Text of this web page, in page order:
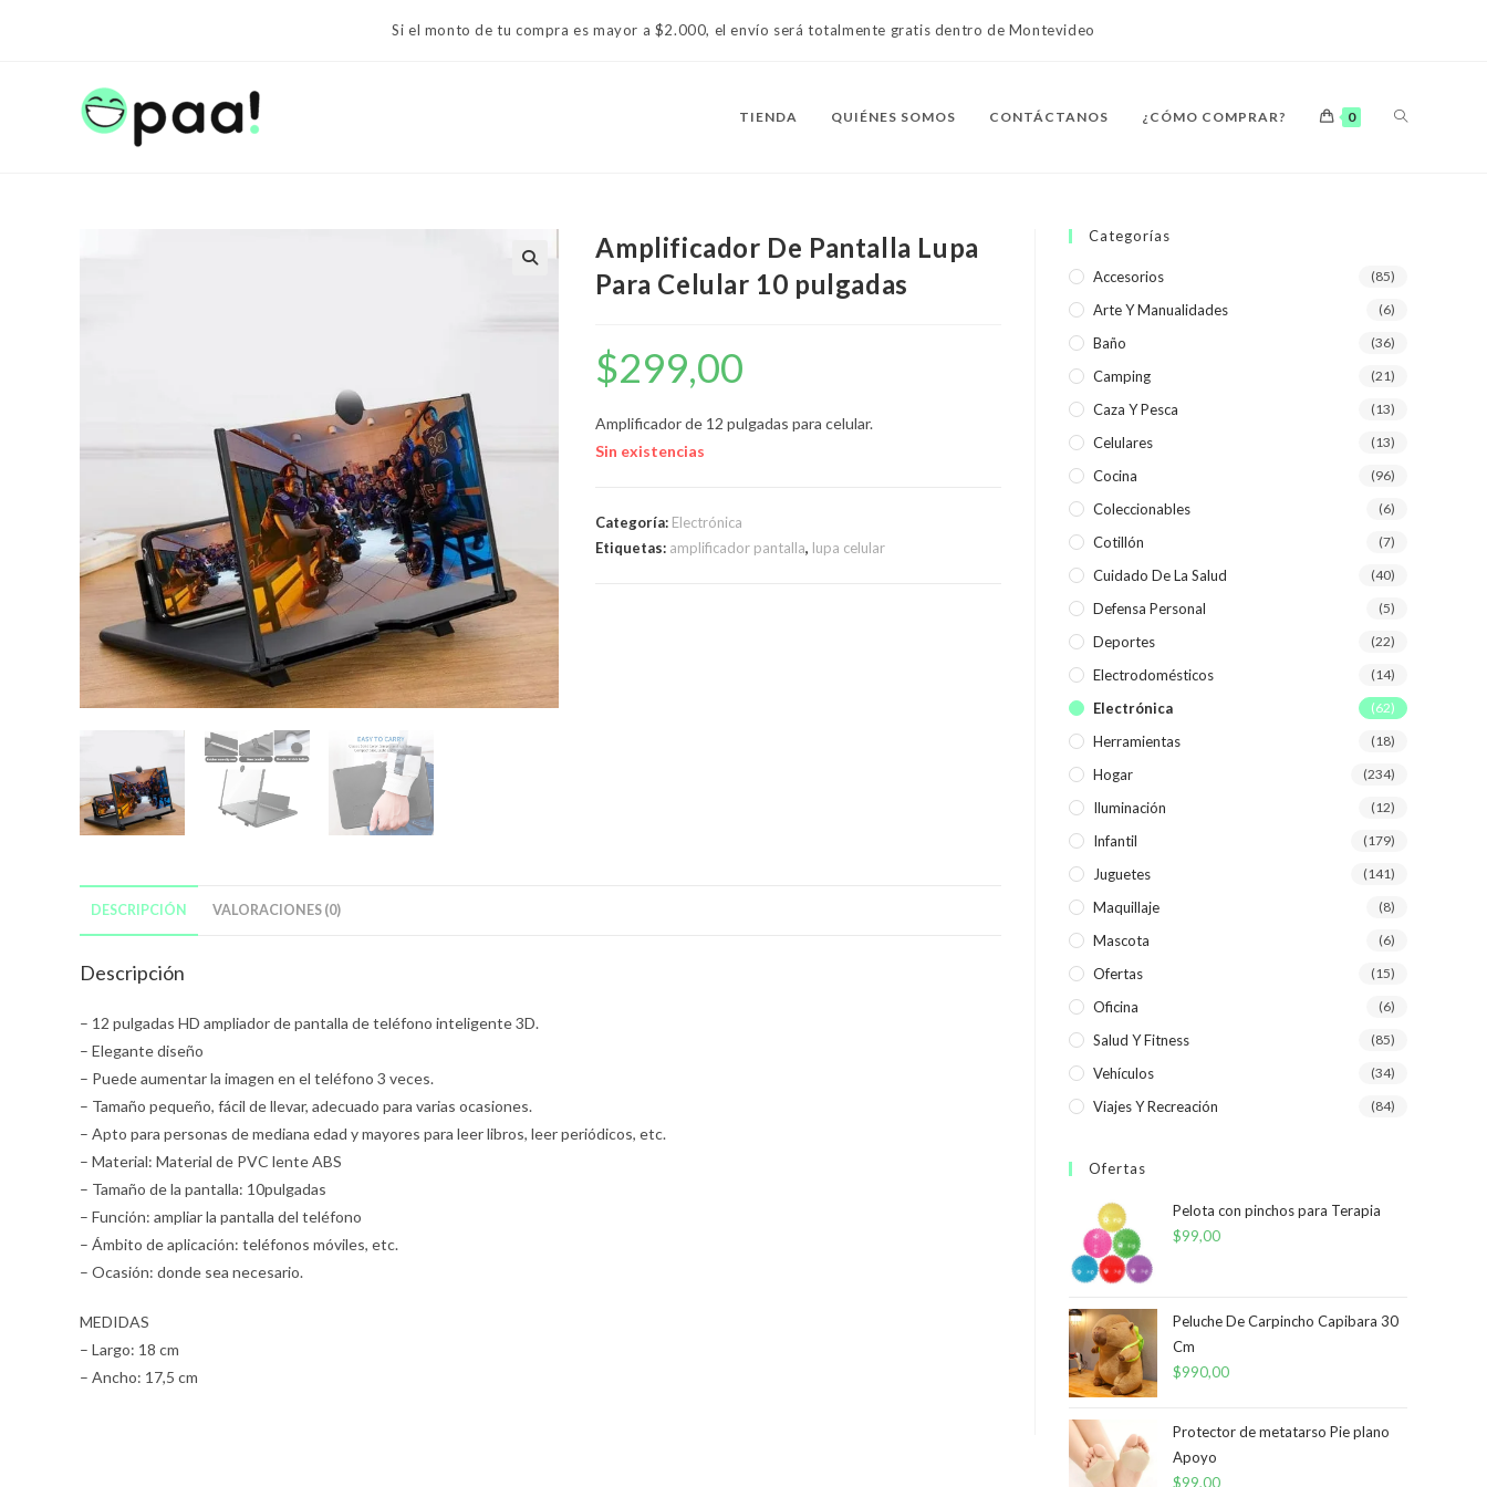
Si el monto de tu compra es mayor a $2.000, el envío será totalmente gratis dentro de Montevideo
TIENDA QUIÉNES SOMOS CONTÁCTANOS ¿CÓMO COMPRAR? 0 ALTERNAR
DE
LA
Amplificador De Pantalla Lupa
Para Celular 10 pulgadas
$299,00
Amplificador de 12 pulgadas para celular.
Sin existencias
Categoría: Electrónica
Etiquetas: amplificador pantalla, lupa celular
DESCRIPCIÓN VALORACIONES (0)
Descripción
– 12 pulgadas HD ampliador de pantalla de teléfono inteligente 3D.
– Elegante diseño
– Puede aumentar la imagen en el teléfono 3 veces.
– Tamaño pequeño, fácil de llevar, adecuado para varias ocasiones.
– Apto para personas de mediana edad y mayores para leer libros, leer periódicos, etc.
– Material: Material de PVC lente ABS
– Tamaño de la pantalla: 10pulgadas
– Función: ampliar la pantalla del teléfono
– Ámbito de aplicación: teléfonos móviles, etc.
– Ocasión: donde sea necesario.
MEDIDAS
– Largo: 18 cm
– Ancho: 17,5 cm
Categorías
Accesorios (85)
Arte Y Manualidades (6)
Baño (36)
Camping (21)
Caza Y Pesca (13)
Celulares (13)
Cocina (96)
Coleccionables (6)
Cotillón (7)
Cuidado De La Salud (40)
Defensa Personal (5)
Deportes (22)
Electrodomésticos (14)
Electrónica (62)
Herramientas (18)
Hogar (234)
Iluminación (12)
Infantil (179)
Juguetes (141)
Maquillaje (8)
Mascota (6)
Ofertas (15)
Oficina (6)
Salud Y Fitness (85)
Vehículos (34)
Viajes Y Recreación (84)
Ofertas
Pelota con pinchos para Terapia
$99,00
Peluche De Carpincho Capibara 30
Cm
$990,00
Protector de metatarso Pie plano
Apoyo
$99,00